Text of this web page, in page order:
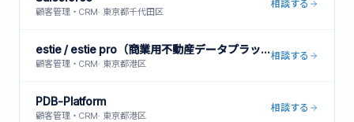
顧客管理・CRM· 東京都千代田区
相談する
estie / estie pro（商業用不動産データプラットフォーム）
顧客管理・CRM· 東京都港区
相談する
PDB-Platform
顧客管理・CRM· 東京都港区
相談する